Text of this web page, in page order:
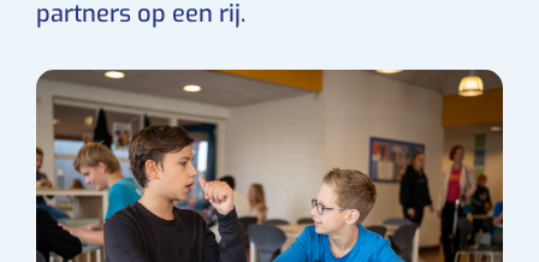
partners op een rij.